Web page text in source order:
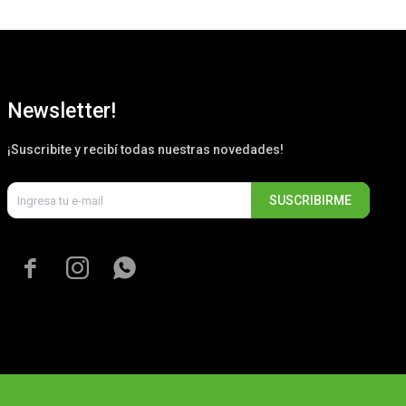
Newsletter!
¡Suscribite y recibí todas nuestras novedades!
SUSCRIBIRME
  